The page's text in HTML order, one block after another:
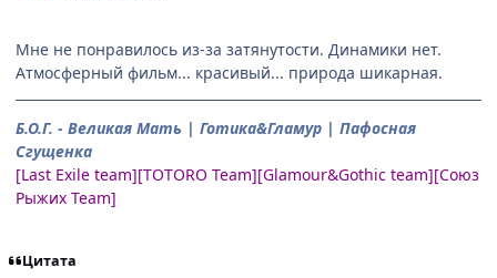
Мне не понравилось из-за затянутости. Динамики нет.
Атмосферный фильм... красивый... природа шикарная.
Б.О.Г. - Великая Мать | Готика&Гламур | Пафосная
Сгущенка
[Last Exile team][TOTORO Team][Glamour&Gothic team][Союз
Рыжих Team]
Цитата